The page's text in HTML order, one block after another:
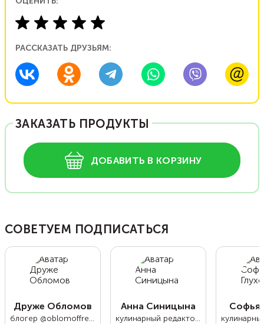
РАССКАЗАТЬ ДРУЗЬЯМ:
ЗАКАЗАТЬ ПРОДУКТЫ
ДОБАВИТЬ В КОРЗИНУ
СОВЕТУЕМ ПОДПИСАТЬСЯ
Друже Обломов
блогер @oblomoffrecipe
Анна Синицына
кулинарный редактор Food.ru
Софья